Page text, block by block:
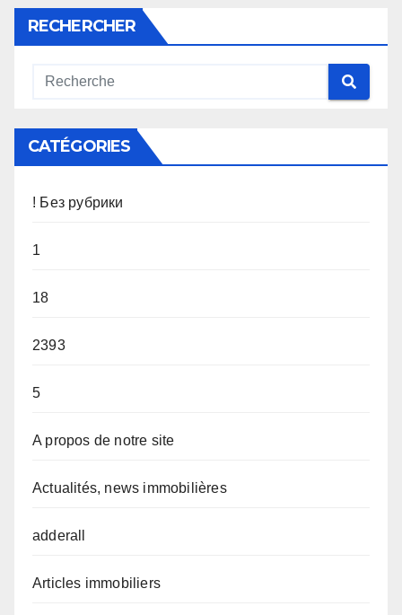
RECHERCHER
CATÉGORIES
! Без рубрики
1
18
2393
5
A propos de notre site
Actualités, news immobilières
adderall
Articles immobiliers